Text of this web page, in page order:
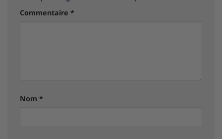
Commentaire *
Nom *